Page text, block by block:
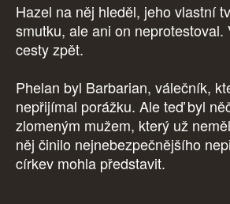
Hazel na něj hleděl, jeho vlastní
smutku, ale ani on
cesty zpět.
Phelan byl Barbarian, válečník,
nepřijímal porážku. Ale teď byl
zlomeným mužem, který už
něj činilo nejnebezpečnějšího
církev mohla představit.